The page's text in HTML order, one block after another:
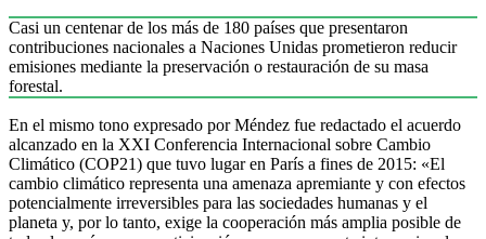
Casi un centenar de los más de 180 países que presentaron
contribuciones nacionales a Naciones Unidas prometieron reducir
emisiones mediante la preservación o restauración de su masa
forestal.
En el mismo tono expresado por Méndez fue redactado el acuerdo
alcanzado en la XXI Conferencia Internacional sobre Cambio
Climático (COP21) que tuvo lugar en París a fines de 2015: «El
cambio climático representa una amenaza apremiante y con efectos
potencialmente irreversibles para las sociedades humanas y el
planeta y, por lo tanto, exige la cooperación más amplia posible de